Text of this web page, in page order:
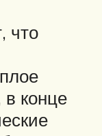
что
в конце